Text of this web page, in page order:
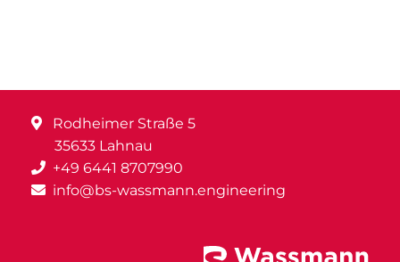
Rodheimer Straße 5
35633 Lahnau
+49 6441 8707990
info@bs-wassmann.engineering